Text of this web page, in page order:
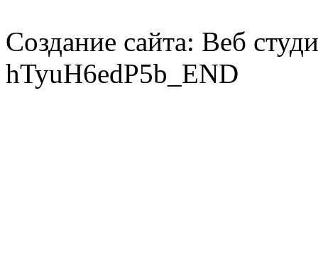
Создание сайта: Веб
hTyuH6edP5b_END